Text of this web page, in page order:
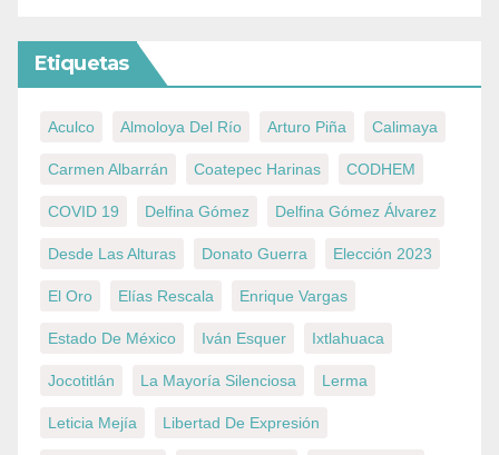
Etiquetas
Aculco Almoloya Del Río Arturo Piña Calimaya
Carmen Albarrán Coatepec Harinas CODHEM
COVID 19 Delfina Gómez Delfina Gómez Álvarez
Desde Las Alturas Donato Guerra Elección 2023
El Oro Elías Rescala Enrique Vargas
Estado De México Iván Esquer Ixtlahuaca
Jocotitlán La Mayoría Silenciosa Lerma
Leticia Mejía Libertad De Expresión